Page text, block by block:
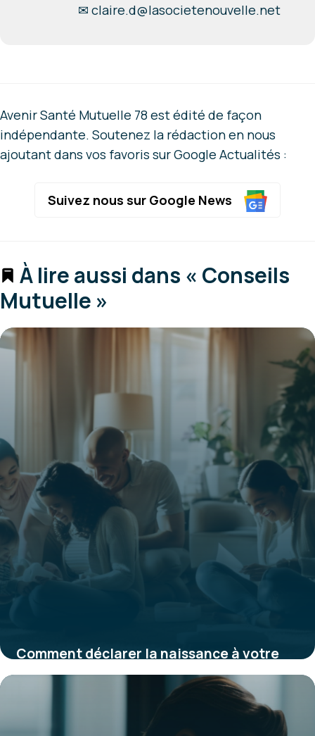
✉ claire.d@lasocietenouvelle.net
Avenir Santé Mutuelle 78 est édité de façon
indépendante. Soutenez la rédaction en nous
ajoutant dans vos favoris sur Google Actualités :
Suivez nous sur Google News
À lire aussi dans « Conseils
Mutuelle »
Comment déclarer la naissance à votre
mutuelle pour bénéficier d’une